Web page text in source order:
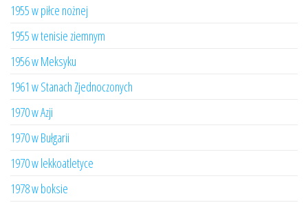
1955 w piłce nożnej
1955 w tenisie ziemnym
1956 w Meksyku
1961 w Stanach Zjednoczonych
1970 w Azji
1970 w Bułgarii
1970 w lekkoatletyce
1978 w boksie